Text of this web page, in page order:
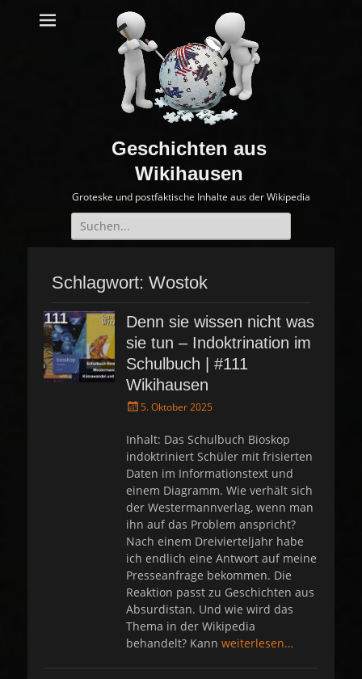
Geschichten aus
Wikihausen
Groteske und postfaktische Inhalte aus der Wikipedia
Suche
nach:
Schlagwort: Wostok
Denn sie wissen nicht was
sie tun – Indoktrination im
Schulbuch | #111
Wikihausen
P
s
t
e
d
o
n
5. Oktober 2025
Inhalt: Das Schulbuch Bioskop
indoktriniert Schüler mit frisierten
Daten im Informationstext und
einem Diagramm. Wie verhält sich
der Westermannverlag, wenn man
ihn auf das Problem anspricht?
Nach einem Dreivierteljahr habe
ich endlich eine Antwort auf meine
Presseanfrage bekommen. Die
Reaktion passt zu Geschichten aus
Absurdistan. Und wie wird das
Thema in der Wikipedia
behandelt? Kann weiterlesen…